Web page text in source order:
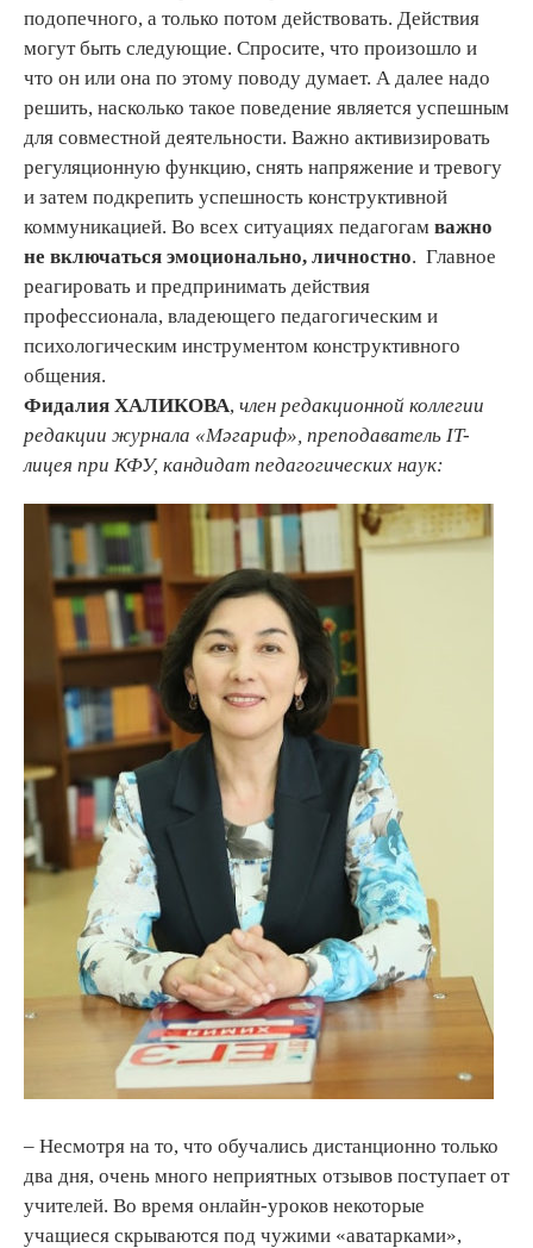
подопечного, а только потом действовать. Действия
могут быть следующие. Спросите, что произошло и
что он или она по этому поводу думает. А далее надо
решить, насколько такое поведение является успешным
для совместной деятельности. Важно активизировать
регуляционную функцию, снять напряжение и тревогу
и затем подкрепить успешность конструктивной
коммуникацией. Во всех ситуациях педагогам важно
не включаться эмоционально, личностно. Главное
реагировать и предпринимать действия
профессионала, владеющего педагогическим и
психологическим инструментом конструктивного
общения.
Фидалия ХАЛИКОВА, член редакционной коллегии
редакции журнала «Мәгариф», преподаватель IT-
лицея при КФУ, кандидат педагогических наук:
– Несмотря на то, что обучались дистанционно только
два дня, очень много неприятных отзывов поступает от
учителей. Во время онлайн-уроков некоторые
учащиеся скрываются под чужими «аватарками»,